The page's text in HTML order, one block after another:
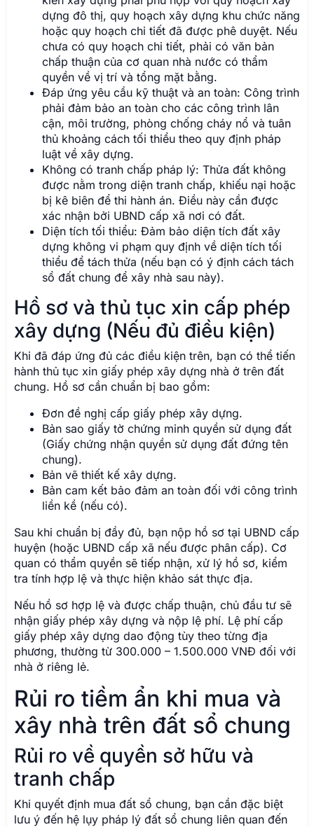
dựng đô thị, quy hoạch xây dựng khu chức năng
hoặc quy hoạch chi tiết đã được phê duyệt. Nếu
chưa có quy hoạch chi tiết, phải có văn bản
chấp thuận của cơ quan nhà nước có thẩm
quyền về vị trí và tổng mặt bằng.
Đáp ứng yêu cầu kỹ thuật và an toàn: Công trình
phải đảm bảo an toàn cho các công trình lân
cận, môi trường, phòng chống cháy nổ và tuân
thủ khoảng cách tối thiểu theo quy định pháp
luật về xây dựng.
Không có tranh chấp pháp lý: Thửa đất không
được nằm trong diện tranh chấp, khiếu nại hoặc
bị kê biên để thi hành án. Điều này cần được
xác nhận bởi UBND cấp xã nơi có đất.
Diện tích tối thiểu: Đảm bảo diện tích đất xây
dựng không vi phạm quy định về diện tích tối
thiểu để tách thửa (nếu bạn có ý định cách tách
sổ đất chung để xây nhà sau này).
Hồ sơ và thủ tục xin cấp phép
xây dựng (Nếu đủ điều kiện)
Khi đã đáp ứng đủ các điều kiện trên, bạn có thể tiến
hành thủ tục xin giấy phép xây dựng nhà ở trên đất
chung. Hồ sơ cần chuẩn bị bao gồm:
Đơn đề nghị cấp giấy phép xây dựng.
Bản sao giấy tờ chứng minh quyền sử dụng đất
(Giấy chứng nhận quyền sử dụng đất đứng tên
chung).
Bản vẽ thiết kế xây dựng.
Bản cam kết bảo đảm an toàn đối với công trình
liền kề (nếu có).
Sau khi chuẩn bị đầy đủ, bạn nộp hồ sơ tại UBND cấp
huyện (hoặc UBND cấp xã nếu được phân cấp). Cơ
quan có thẩm quyền sẽ tiếp nhận, xử lý hồ sơ, kiểm
tra tính hợp lệ và thực hiện khảo sát thực địa.
Nếu hồ sơ hợp lệ và được chấp thuận, chủ đầu tư sẽ
nhận giấy phép xây dựng và nộp lệ phí. Lệ phí cấp
giấy phép xây dựng dao động tùy theo từng địa
phương, thường từ 300.000 – 1.500.000 VNĐ đối với
nhà ở riêng lẻ.
Rủi ro tiềm ẩn khi mua và
xây nhà trên đất sổ chung
Rủi ro về quyền sở hữu và
tranh chấp
Khi quyết định mua đất sổ chung, bạn cần đặc biệt
lưu ý đến hệ lụy pháp lý đất sổ chung liên quan đến